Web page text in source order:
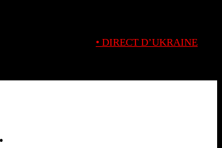
• DIRECT D’UKRAINE